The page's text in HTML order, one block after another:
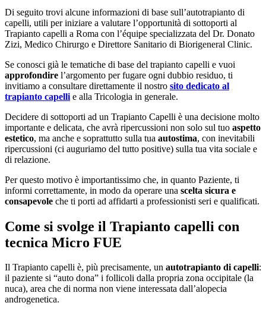
Di seguito trovi alcune informazioni di base sull’autotrapianto di
capelli, utili per iniziare a valutare l’opportunità di sottoporti al
Trapianto capelli a Roma con l’équipe specializzata del Dr. Donato
Zizi, Medico Chirurgo e Direttore Sanitario di Biorigeneral Clinic.
Se conosci già le tematiche di base del trapianto capelli e vuoi
approfondire l’argomento per fugare ogni dubbio residuo, ti
invitiamo a consultare direttamente il nostro sito dedicato al
trapianto capelli e alla Tricologia in generale.
Decidere di sottoporti ad un Trapianto Capelli è una decisione molto
importante e delicata, che avrà ripercussioni non solo sul tuo aspetto
estetico, ma anche e soprattutto sulla tua autostima, con inevitabili
ripercussioni (ci auguriamo del tutto positive) sulla tua vita sociale e
di relazione.
Per questo motivo è importantissimo che, in quanto Paziente, ti
informi correttamente, in modo da operare una scelta sicura e
consapevole che ti porti ad affidarti a professionisti seri e qualificati.
Come si svolge il Trapianto capelli con
tecnica Micro FUE​
Il Trapianto capelli è, più precisamente, un autotrapianto di capelli:
il paziente si “auto dona” i follicoli dalla propria zona occipitale (la
nuca), area che di norma non viene interessata dall’alopecia
androgenetica.